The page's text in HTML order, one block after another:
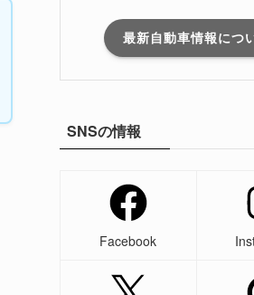
最新自動車情報につ
SNSの情報
Facebook